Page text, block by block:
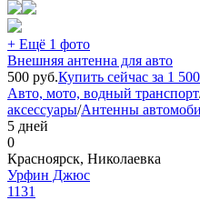
+ Ещё 1 фото
Внешняя антенна для авто
500 руб.Купить сейчас за 1 500
Авто, мото, водный транспорт
аксессуары/Антенны
5 дней
0
Красноярск, Николаевка
Урфин Джюс
1131